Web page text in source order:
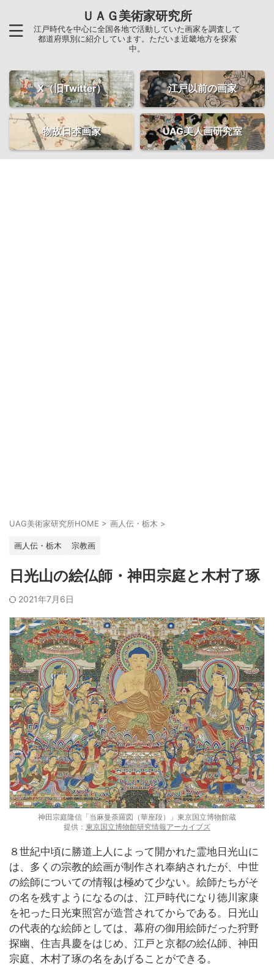
ＵＡＧ美術家研究所
江戸時代を中心に全国各地で活動していた画家を調査して
都道府県別に紹介しています。ただいま近畿地方を探索
中。
X（旧Twitter） 江戸以前の画家
物故日本画家 UAG美人画研究室
UAG美術家研究所HOME > 画人伝・栃木 >
画人伝・栃木 宗教画
日光山の絵仏師・神田宗庭と木村了琢
2021年7月6日
神田宗庭隆信「当麻曼荼羅図（華座段）」東京国立博物館蔵
提供： 東京国立博物館研究情報アーカイブズ
８世紀中頃に勝道上人によって開かれた霊地日光山に
は、多くの宗教的絵画が制作され奉納されたが、中世
の絵師についての情報は極めて少ない。絵師たちがそ
の名を残すようになるのは、江戸時代になり徳川家康
を祀った日光東照宮が造営されてからである。日光山
の代表的な絵師としては、幕府の御用絵師だった狩野
探幽、住吉具慶をはじめ、江戸と京都の絵仏師、神田
宗庭、木村了琢の名をあげることができる。